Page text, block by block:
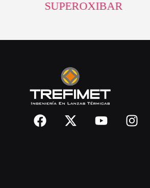
SUPEROXIBAR